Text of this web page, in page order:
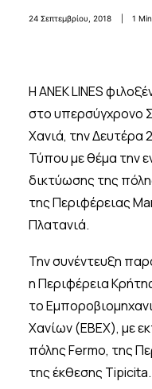
24 Σεπτεμβρίου, 2018 1
Η ΑΝΕΚ LINES
στο υπερσύγχρονο
Χανιά, την Δευτέρα
Τύπου με θέμα την
δικτύωσης της
της Περιφέρειας
Πλατανιά.
Την συνέντευξη
η Περιφέρεια
το
Χανίων (ΕΒΕΧ), με
πόλης Fermo, της
της έκθεσης Tipicita.